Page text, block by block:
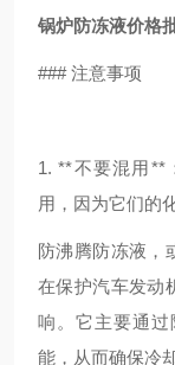
锅炉防冻液价格
### 注意事项
1. **不要混用**
用，因为它们的
防沸腾防冻液，
在保护汽车发动
响。它主要通
能，从而确保冷